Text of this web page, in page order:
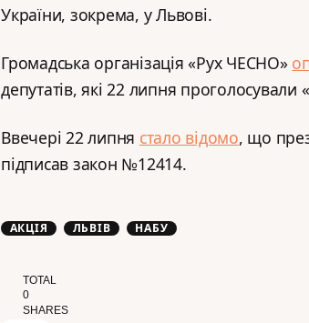
України, зокрема, у Львові.
Громадська організація «Рух ЧЕСНО»
депутатів, які 22 липня проголосували
Ввечері 22 липня стало відомо, що
підписав закон №12414.
АКЦІЯ ЛЬВІВ НАБУ
TOTAL
0
SHARES